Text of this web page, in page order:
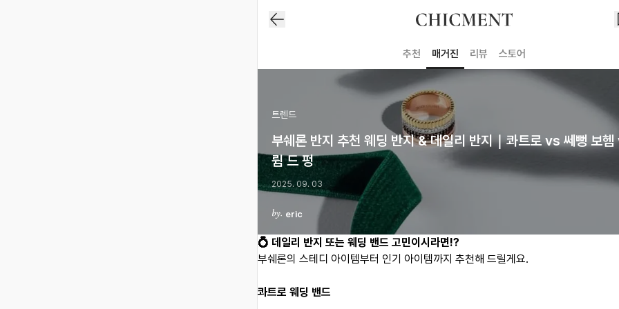
추천 매거진 리뷰 스토어
트렌드
부쉐론 반지 추천 웨딩 반지 & 데일리 반지｜콰트로 vs 쎄뻥 보
륌 드 펑
2025. 09. 03
eric
💍 데일리 반지 또는 웨딩 밴드 고민이시라면!?
부쉐론의 스테디 아이템부터 인기 아이템까지 추천해 드릴게요.
콰트로 웨딩 밴드